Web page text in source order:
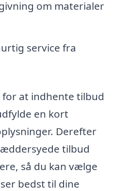
om materialer
service fra
at indhente tilbud
en kort
Derefter
tilbud
så du kan vælge
bedst til dine